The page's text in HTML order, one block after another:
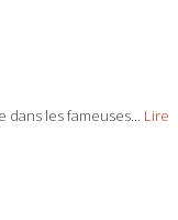
les fameuses...
Lire